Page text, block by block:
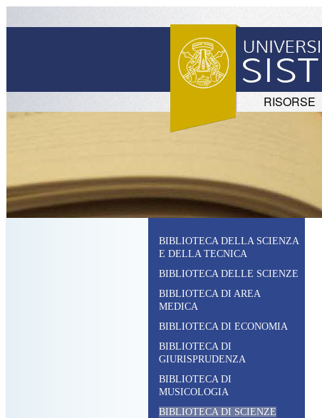
RISORSE
BIBLIOTECA DELLA SCIENZA
E DELLA TECNICA
BIBLIOTECA DELLE SCIENZE
BIBLIOTECA DI AREA
MEDICA
BIBLIOTECA DI ECONOMIA
BIBLIOTECA DI
GIURISPRUDENZA
BIBLIOTECA DI
MUSICOLOGIA
BIBLIOTECA DI SCIENZE